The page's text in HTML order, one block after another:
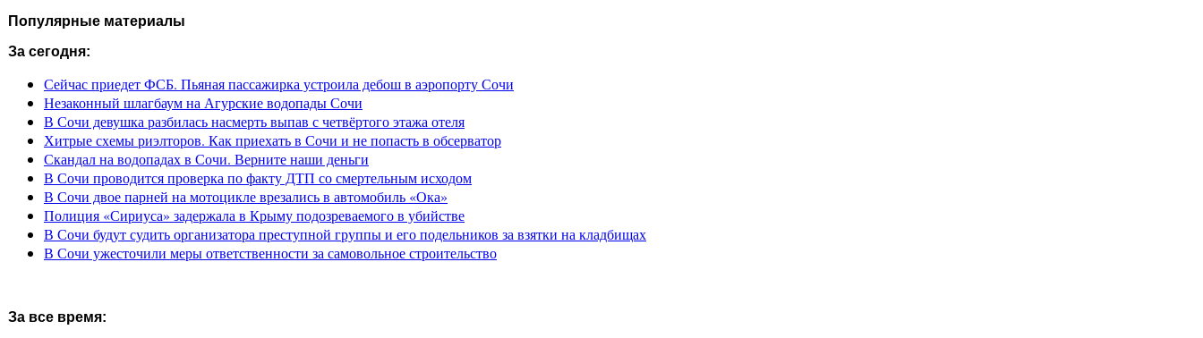
Популярные материалы
За сегодня:
Сейчас приедет ФСБ. Пьяная пассажирка устроила дебош в аэропорту Сочи
Незаконный шлагбаум на Агурские водопады Сочи
В Сочи девушка разбилась насмерть выпав с четвёртого этажа отеля
Хитрые схемы риэлторов. Как приехать в Сочи и не попасть в обсерватор
Скандал на водопадах в Сочи. Верните наши деньги
В Сочи проводится проверка по факту ДТП со смертельным исходом
В Сочи двое парней на мотоцикле врезались в автомобиль «Ока»
Полиция «Сириуса» задержала в Крыму подозреваемого в убийстве
В Сочи будут судить организатора преступной группы и его подельников за взятки на кладбищах
В Сочи ужесточили меры ответственности за самовольное строительство
За все время: